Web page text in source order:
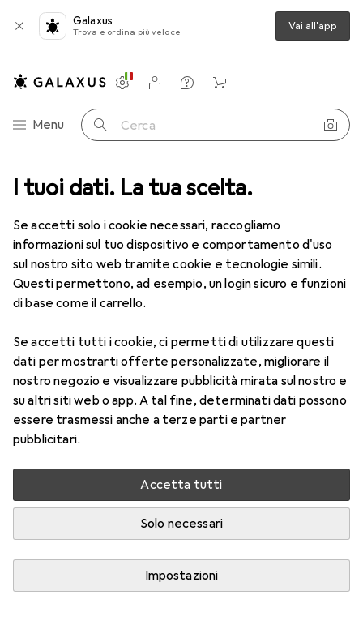
I tuoi dati. La tua scelta.
Se accetti solo i cookie necessari, raccogliamo
informazioni sul tuo dispositivo e comportamento d'uso
sul nostro sito web tramite cookie e tecnologie simili.
Questi permettono, ad esempio, un login sicuro e funzioni
di base come il carrello.
Se accetti tutti i cookie, ci permetti di utilizzare questi
dati per mostrarti offerte personalizzate, migliorare il
nostro negozio e visualizzare pubblicità mirata sul nostro e
su altri siti web o app. A tal fine, determinati dati possono
essere trasmessi anche a terze parti e partner
pubblicitari.
Accetta tutti
Solo necessari
Impostazioni
Galaxus
Trova e ordina più veloce Vai all'app
Categoria Navigazione
Menu Cerca
Impostazioni
Conto cliente
Liste di confronto
Liste dei desideri
Carrello
Lenti a contatto Air Optix più HydraGlyde per l'astigmatismo
1 Immagine
Air Optix più HydraGlyde per
-7.5, Obiettivo mensile, 6 pz., Torico
Prezzo in EUR IVA incl.
EUR
55,82 EUR
9,31/1pz.
Consegna tra lun, 17/8 e mer, 19/8
Più di 10 pezzi in stock presso il fornitore
Aggiungi al carrello